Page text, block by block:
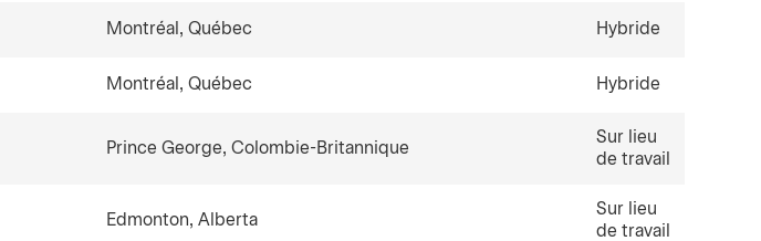
Montréal, Québec Hybride
Montréal, Québec Hybride
Prince George, Colombie-Britannique
Sur lieu
de travail
Edmonton, Alberta
Sur lieu
de travail